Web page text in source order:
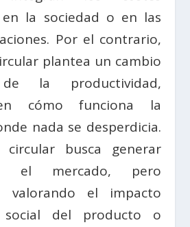
en la sociedad o en las
Por el contrario,
plantea un cambio
la productividad,
cómo funciona la
nada se desperdicia.
circular busca generar
el mercado, pero
valorando el impacto
del producto o